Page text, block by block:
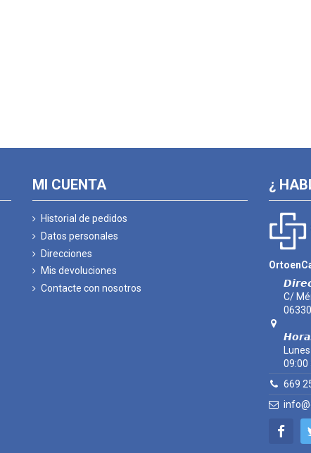
MI CUENTA
Historial de pedidos
Datos personales
Direcciones
Mis devoluciones
Contacte con nosotros
¿
C/
09:00
669